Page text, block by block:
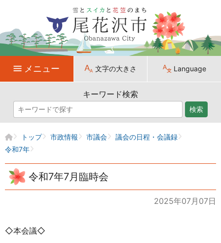
メニュー 文字の大きさ Language
キーワード検索
検索
トップ 市政情報 市議会
議会の日程・会議録
令和7年
令和7年7月臨時会
2025年07月07日
◇本会議◇